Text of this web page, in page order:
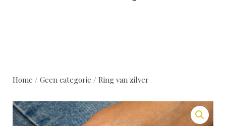
Home / Geen categorie / Ring van zilver